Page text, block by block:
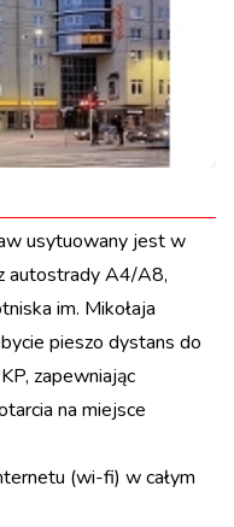
usytuowany jest w
autostrady A4/A8,
im. Mikołaja
pieszo dystans do
zapewniając
na miejsce
(wi-fi) w całym